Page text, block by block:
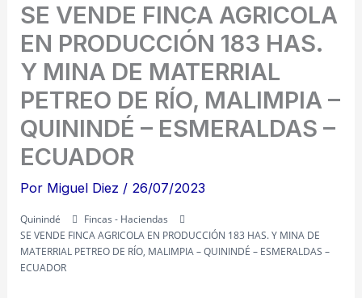
SE VENDE FINCA AGRICOLA
EN PRODUCCIÓN 183 HAS.
Y MINA DE MATERRIAL
PETREO DE RÍO, MALIMPIA –
QUININDÉ – ESMERALDAS –
ECUADOR
Por Miguel Diez / 26/07/2023
Quinindé
Fincas - Haciendas
SE VENDE FINCA AGRICOLA EN PRODUCCIÓN 183 HAS. Y MINA DE
MATERRIAL PETREO DE RÍO, MALIMPIA – QUININDÉ – ESMERALDAS –
ECUADOR